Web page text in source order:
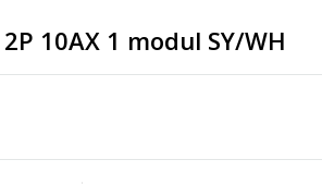
10AX 1 modul SY/WH